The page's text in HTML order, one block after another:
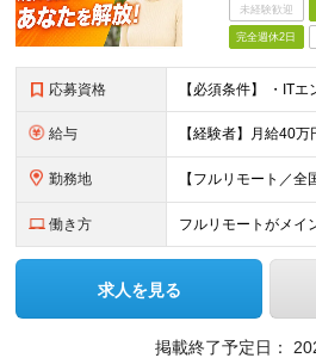
未経験歓迎
完全週休2日
応募資格
給与
勤務地
働き方 フルリモートがメイ
求人を見る
掲載終了予定日：